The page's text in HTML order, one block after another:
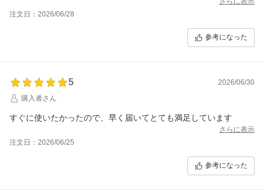
注文日：2026/06/28
参考になった
5
2026/06/30
購入者さん
すぐに使いたかったので、早く届いてとても満足しています
さらに表示
注文日：2026/06/25
参考になった